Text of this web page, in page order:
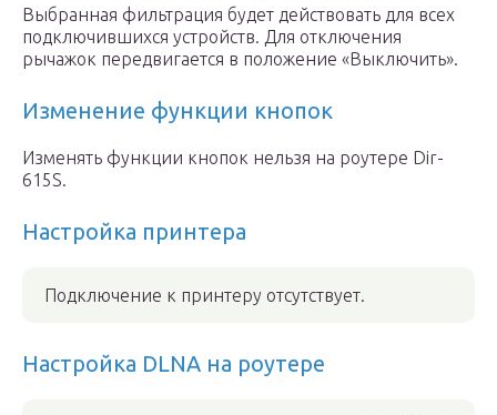
Выбранная фильтрация будет действовать для всех
подключившихся устройств. Для отключения
рычажок передвигается в положение «Выключить».
Изменение функции кнопок
Изменять функции кнопок нельзя на роутере Dir-
615S.
Настройка принтера
Подключение к принтеру отсутствует.
Настройка DLNA на роутере